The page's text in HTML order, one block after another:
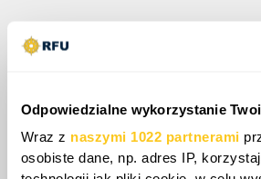
Odpowiedzialne wykorzystanie
Wraz z naszymi 1022 partnerami
osobiste dane, np. adres IP,